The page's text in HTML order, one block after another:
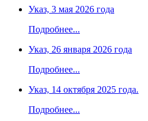
Указ, 3 мая 2026 года
Подробнее...
Указ, 26 января 2026 года
Подробнее...
Указ, 14 октября 2025 года.
Подробнее...